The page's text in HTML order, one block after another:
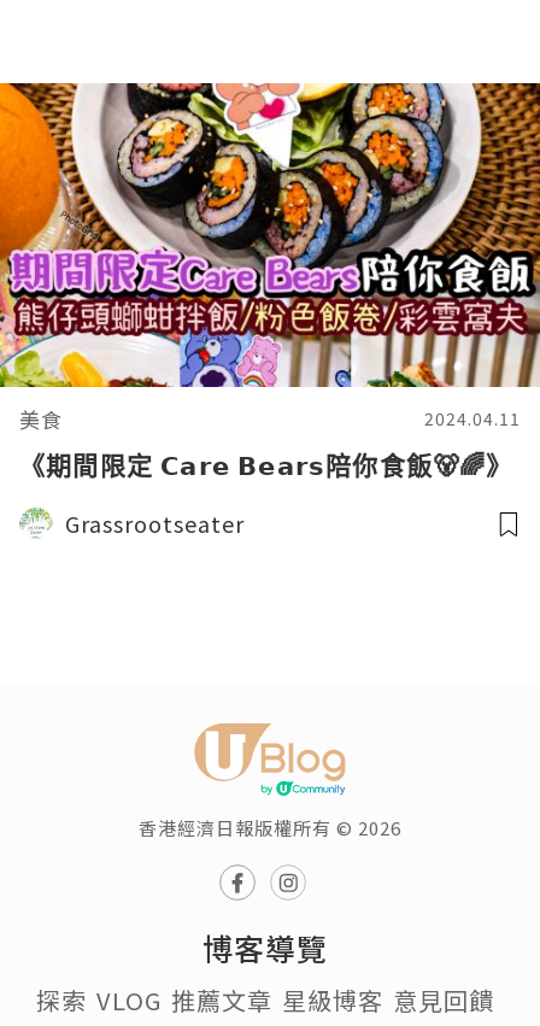
美食 2024.04.11
《期間限定 𝗖𝗮𝗿𝗲 𝗕𝗲𝗮𝗿𝘀陪你食飯🐻🌈》
Grassrootseater
香港經濟日報版權所有 © 2026
博客導覽
探索 VLOG 推薦文章 星級博客 意見回饋